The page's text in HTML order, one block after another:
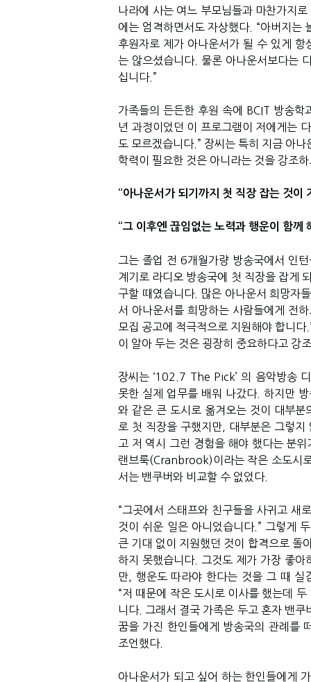
나라에 사는 여느 부모님들과 마찬가지
에는 엄격하면서도 자상했다. “아버지는
후원자로 제가 아나운서가 될 수 있게
는 않으셨습니다. 물론 아나운서보다는
십니다.”
가족들의 든든한 후원 속에 BCIT 방송
년 과정이었던 이 프로그램이 저에게는
도 모르겠습니다.” 장씨는 특히 지금 아
학력이 필요한 것은 아니라는 것을 강조
“아나운서가 되기까지 첫 직장 잡는 것이
“그 이후엔 끊임없는 노력과 행운이 함께
그는 졸업 전 6개월가량 방송국에서 인
계기로 라디오 방송국에 첫 직장을 잡게
구할 때였습니다. 많은 아나운서 희망자
서 아나운서를 희망하는 사람들에게 전
모집 공고에 적극적으로 지원해야 합니
이 알아 두는 것은 굉장히 중요하다고 강
장씨는 ‘102.7 The Pick’ 의 음악방송
못한 실제 업무를 배워 나갔다. 하지만
와 같은 큰 도시로 옮겨오는 것이 대부분
로 첫 직장을 구했지만, 대부분은 그렇
고 저 역시 그런 경험을 해야 했다는 분
랜브룩(Cranbrook)이라는 작은 소도시
서는 밴쿠버와 비교할 수 없었다.
“그곳에서 스태프와 친구들을 사귀고 새
것이 쉬운 일은 아니었습니다.” 그렇게
큰 기대 없이 지원했던 것이 합격으로 돌
하지 못했습니다. 그것도 제가 가장 좋
만, 행운도 따라야 한다는 것을 그 때 실
“저 때문에 작은 도시로 이사를 했는데
니다. 그래서 결국 가족은 두고 혼자 밴
꿈을 가진 한인들에게 방송국의 관례를
조언했다.
아나운서가 되고 싶어 하는 한인들에게